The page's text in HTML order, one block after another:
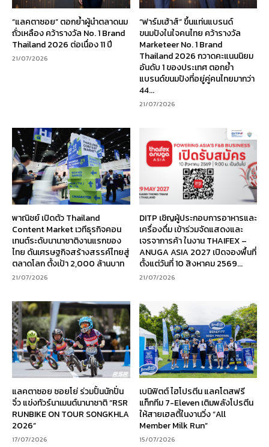
“แลคตาซอย” ตอกย้ำผู้นำตลาดนม
ถั่วเหลือง คว้ารางวัล No. 1 Brand
Thailand 2026 ต่อเนื่อง 11 ปี
21/07/2026
“ฟาร์มเฮ้าส์” ขึ้นแท่นแบรนด์
ขนมปังในใจคนไทย คว้ารางวัล
Marketeer No. 1 Brand
Thailand 2026 กวาดคะแนนนิยม
อันดับ 1 ของประเทศ ตอกย้ำ
แบรนด์ขนมปังที่อยู่คู่คนไทยมากว่า
44...
21/07/2026
พาณิชย์ เปิดตัว Thailand
Content Market เวทีธุรกิจคอน
เทนต์ระดับนานาชาติงานแรกของ
ไทย ดันเศรษฐกิจสร้างสรรค์ไทยสู่
ตลาดโลก ตั้งเป้า 2,000 ล้านบาท
21/07/2026
DITP เชิญผู้ประกอบการอาหารและ
เครื่องดื่ม เข้าร่วมจัดแสดงและ
เจรจาการค้า ในงาน THAIFEX –
ANUGA ASIA 2027 เปิดจองพื้นที่
ตั้งแต่วันที่ 10 สิงหาคม 2569...
21/07/2026
แลคตาซอย ซอยโย่ ร่วมปั้นนักปั่น
จิ๋ว แข่งทัวร์นาเมนต์นานาชาติ “RSR
RUNBIKE ON TOUR SONGKHLA
2026”
17/07/2026
เบนิฟิตต์ ไฮโปรตีน แลคโตสฟรี
แท็กทีม 7-Eleven เติมพลังโปรตีน
ให้สายเฮลตี้ในงานวิ่ง “All
Member Milk Run”
15/07/2026